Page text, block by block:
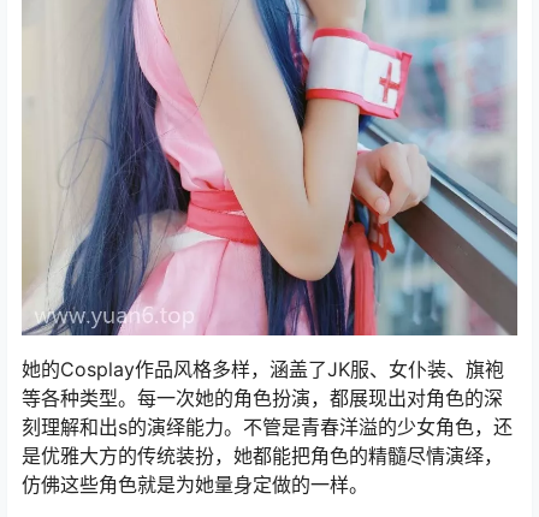
她的Cosplay作品风格多样，涵盖了JK服、女仆装、旗袍
等各种类型。每一次她的角色扮演，都展现出对角色的深
刻理解和出s的演绎能力。不管是青春洋溢的少女角色，还
是优雅大方的传统装扮，她都能把角色的精髓尽情演绎，
仿佛这些角色就是为她量身定做的一样。